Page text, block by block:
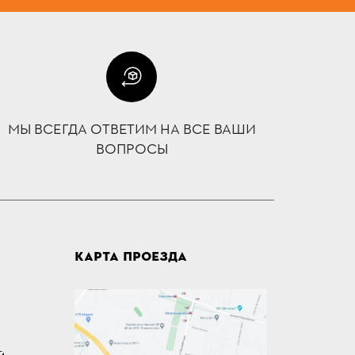
МЫ ВСЕГДА ОТВЕТИМ НА ВСЕ ВАШИ
ВОПРОСЫ
КАРТА ПРОЕЗДА